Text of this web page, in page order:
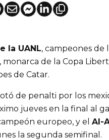
la UANL, campeones de
monarca de la Copa
de Catar.
de penalti por los
jueves en la final al
europeo, y el Al-
la segunda semifinal.